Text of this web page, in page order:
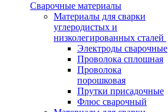
Сварочные материалы
Материалы для сварки
углеродистых и
низколегированных сталей
Электроды сварочные
Проволока сплошная
Проволока
порошковая
Прутки присадочные
Флюс сварочный